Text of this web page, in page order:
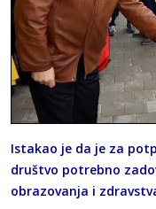
Istakao je da je za
društvo potrebno
obrazovanja i